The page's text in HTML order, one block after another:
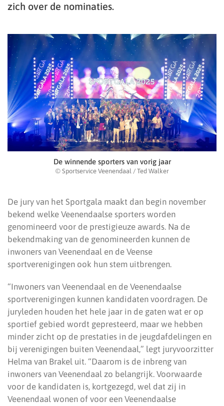
zich over de nominaties.
De winnende sporters van vorig jaar
© Sportservice Veenendaal / Ted Walker
De jury van het Sportgala maakt dan begin november
bekend welke Veenendaalse sporters worden
genomineerd voor de prestigieuze awards. Na de
bekendmaking van de genomineerden kunnen de
inwoners van Veenendaal en de Veense
sportverenigingen ook hun stem uitbrengen.
“Inwoners van Veenendaal en de Veenendaalse
sportverenigingen kunnen kandidaten voordragen. De
juryleden houden het hele jaar in de gaten wat er op
sportief gebied wordt gepresteerd, maar we hebben
minder zicht op de prestaties in de jeugdafdelingen en
bij verenigingen buiten Veenendaal,” legt juryvoorzitter
Helma van Brakel uit. “Daarom is de inbreng van
inwoners van Veenendaal zo belangrijk. Voorwaarde
voor de kandidaten is, kortgezegd, wel dat zij in
Veenendaal wonen of voor een Veenendaalse